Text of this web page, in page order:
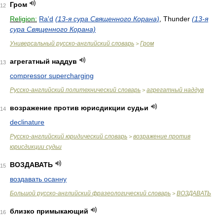
12
Гром
Religion: Ra'd (13-я сура Священного Корана) , Thunder (13-я
сура Священного Корана)
Универсальный русско-английский словарь > Гром
13
агрегатный наддув
compressor supercharging
Русско-английский политехнический словарь > агрегатный наддув
14
возражение против юрисдикции судьи
declinature
Русско-английский юридический словарь > возражение против
юрисдикции судьи
15
ВОЗДАВАТЬ
воздавать осанну
Большой русско-английский фразеологический словарь > ВОЗДАВАТЬ
16
близко примыкающий